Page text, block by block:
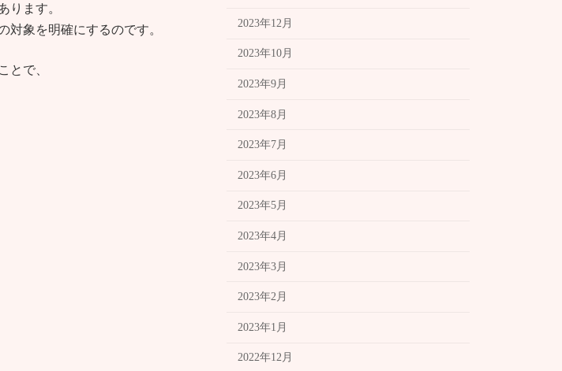
ります。
象を明確にするのです。
とで、
2023年12月
2023年10月
2023年9月
2023年8月
2023年7月
2023年6月
2023年5月
2023年4月
2023年3月
2023年2月
2023年1月
2022年12月